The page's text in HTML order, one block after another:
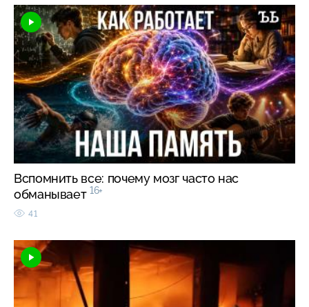
Вспомнить все: почему мозг часто нас
обманывает 16+
41